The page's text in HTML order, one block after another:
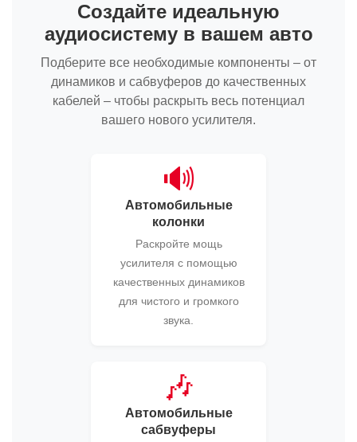
Создайте идеальную
аудиосистему в вашем авто
Подберите все необходимые компоненты – от
динамиков и сабвуферов до качественных
кабелей – чтобы раскрыть весь потенциал
вашего нового усилителя.
🔊
Автомобильные
колонки
Раскройте мощь
усилителя с помощью
качественных динамиков
для чистого и громкого
звука.
🎶
Автомобильные
сабвуферы